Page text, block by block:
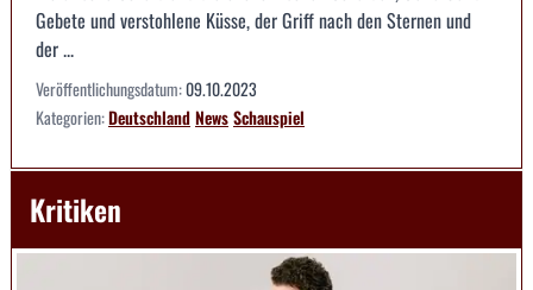
Gebete und verstohlene Küsse, der Griff nach den Sternen und
der ...
Veröffentlichungsdatum:09.10.2023
Kategorien:DeutschlandNewsSchauspiel
Kritiken